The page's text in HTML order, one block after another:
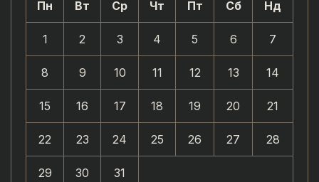
Пн Вт Ср Чт Пт Сб Нд
1 2 3 4 5 6 7
8 9 10 11 12 13 14
15 16 17 18 19 20 21
22 23 24 25 26 27 28
29 30 31